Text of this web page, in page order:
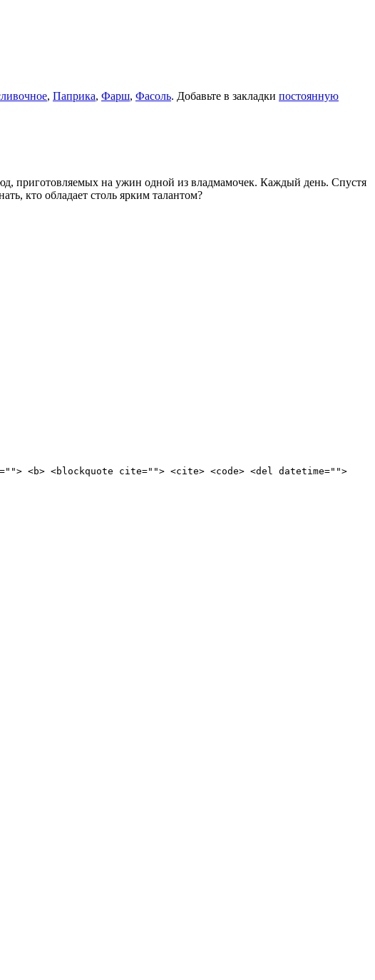
, Паприка, Фарш, Фасоль. Добавьте в закладки постоянную
приготовляемых на ужин одной из владмамочек. Каждый день. Спустя
кто обладает столь ярким талантом?
<b> <blockquote cite=""> <cite> <code> <del datetime="">